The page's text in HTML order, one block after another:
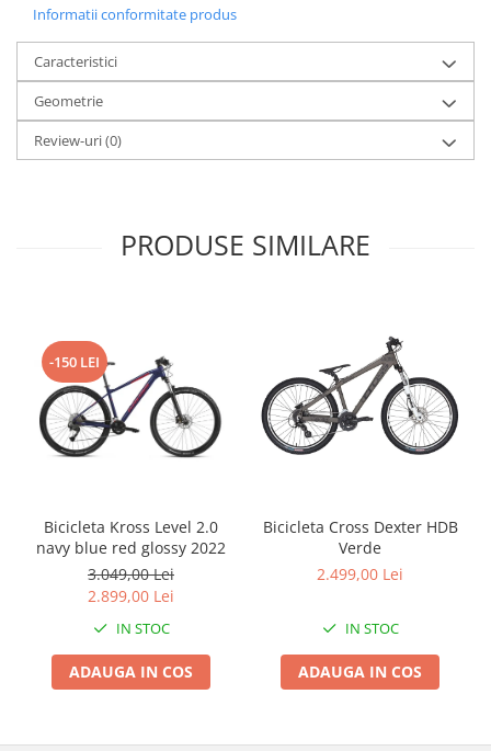
Informatii conformitate produs
Caracteristici
Geometrie
Review-uri(0)
PRODUSE SIMILARE
-150 LEI
Bicicleta Kross Level 2.0
navy blue red glossy 2022
3.049,00 Lei
2.899,00 Lei
IN STOC
ADAUGA IN COS
Bicicleta Cross Dexter HDB
Verde
2.499,00 Lei
IN STOC
ADAUGA IN COS